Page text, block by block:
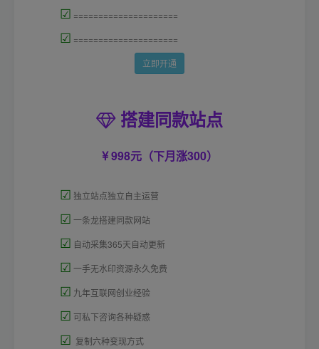
☑ =====================
☑ =====================
立即开通
搭建同款站点
998元（下月涨300）
☑ 独立站点独立自主运营
☑ 一条龙搭建同款网站
☑ 自动采集365天自动更新
☑ 一手无水印资源永久免费
☑ 九年互联网创业经验
☑ 可私下咨询各种疑惑
☑ 复制六种变现方式